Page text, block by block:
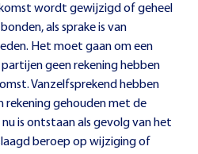
wordt gewijzigd of geheel
als sprake is van
Het moet gaan om een
geen rekening hebben
Vanzelfsprekend hebben
rekening gehouden met de
is ontstaan als gevolg van het
beroep op wijziging of